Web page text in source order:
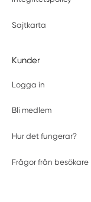
Sajtkarta
Kunder
Logga in
Bli medlem
Hur det fungerar?
Frågor från besökare